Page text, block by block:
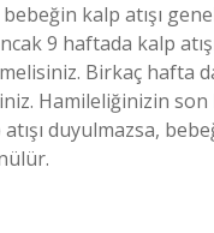
kalp atışı
9 haftada kalp
Birkaç hafta
Hamileliğinizin son
duyulmazsa,